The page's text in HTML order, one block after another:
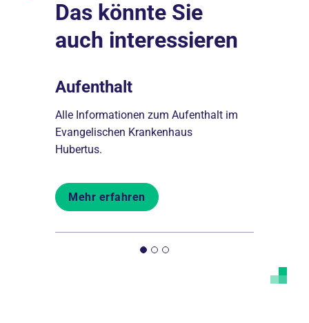
Das könnte Sie
auch interessieren
Aufenthalt
Alle Informationen zum Aufenthalt im
Evangelischen Krankenhaus
Hubertus.
Mehr erfahren